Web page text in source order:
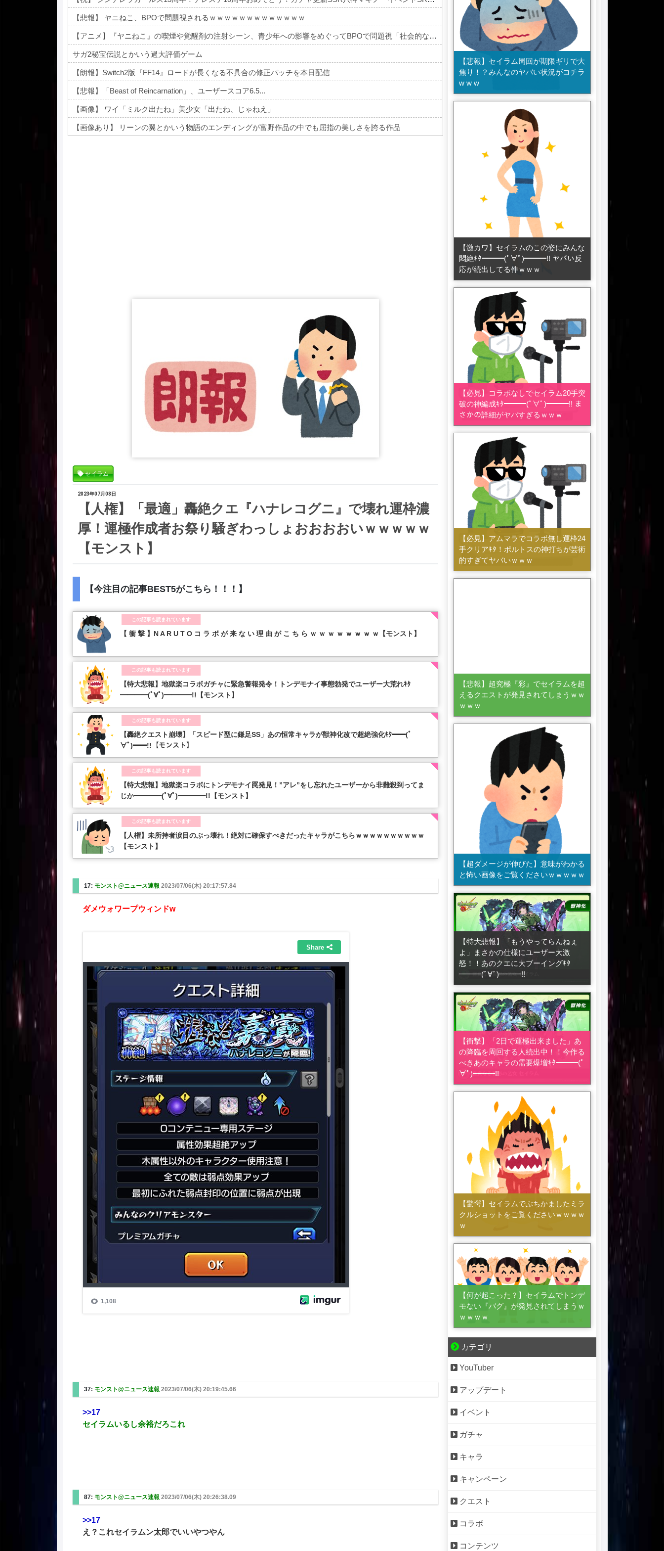
【悲報】 ヤニねこ、BPOで問題視されるｗｗｗｗｗｗｗｗｗｗｗｗｗ
【アニメ】『ヤニねこ』の喫煙や覚醒剤の注射シーン、青少年への影響をめぐってBPOで問題視「社会的な問題になっている時に紛らわしいことをするな」
サガ2秘宝伝説とかいう過大評価ゲーム
【朗報】Switch2版『FF14』ロードが長くなる不具合の修正パッチを本日配信
【悲報】「Beast of Reincarnation」、ユーザースコア6.5...
【画像】 ワイ「ミルク出たね」美少女「出たね、じゃねえ」
【画像あり】 リーンの翼とかいう物語のエンディングが富野作品の中でも屈指の美しさを誇る作品
セイラム
2023年07月08日
【人権】「最適」轟絶クエ『ハナレコグニ』で壊れ運枠濃
厚！運極作成者お祭り騒ぎわっしょおおおおいｗｗｗｗｗ
【モンスト】
【今注目の記事BEST5がこちら！！！】
この記事も読まれています
【 衝 撃 】N A R U T O コ ラ ボ が 来 な い 理 由 が こ ち ら ｗ ｗ ｗ ｗ ｗ ｗ ｗ ｗ【モンスト】
この記事も読まれています
【特大悲報】地獄楽コラボガチャに緊急警報発令！トンデモナイ事態勃発でユーザー大荒れｷﾀ
━━━━(ﾟ∀ﾟ)━━━━!!【モンスト】
この記事も読まれています
【轟絶クエスト崩壊】「スピード型に鎌足SS」あの恒常キャラが獣神化改で超絶強化ｷﾀ━━(ﾟ
∀ﾟ)━━!!【モンスト】
この記事も読まれています
【特大悲報】地獄楽コラボにトンデモナイ罠発見！”アレ”をし忘れたユーザーから非難殺到ってま
じか━━━━(ﾟ∀ﾟ)━━━━!!【モンスト】
この記事も読まれています
【人権】未所持者涙目のぶっ壊れ！絶対に確保すべきだったキャラがこちらｗｗｗｗｗｗｗｗｗｗ
【モンスト】
17: モンスト@ニュース速報 2023/07/06(木) 20:17:57.84
ダメウォワープウィンドw
37: モンスト@ニュース速報 2023/07/06(木) 20:19:45.66
>>17
セイラムいるし余裕だろこれ
87: モンスト@ニュース速報 2023/07/06(木) 20:26:38.09
>>17
え？これセイラムン太郎でいいやつやん
【悲報】セイラム周回が期限ギリで大
焦り！？みんなのヤバい状況がコチラ
w w w
【激カワ】セイラムのこの姿にみんな
悶絶ｷﾀ━━━(ﾟ∀ﾟ)━━━!! ヤバい反
応が続出してる件ｗｗｗ
【必見】コラボなしでセイラム20手突
破の神編成ｷﾀ━━━(ﾟ∀ﾟ)━━━!! ま
さかの詳細がヤバすぎるｗｗｗ
【必見】アムマラでコラボ無し運枠24
手クリアｷﾀ！ポルトスの神打ちが芸術
的すぎてヤバいｗｗｗ
【悲報】超究極『彩』でセイラムを超
えるクエストが発見されてしまうｗｗ
ｗｗｗ
【超ダメージが伸びた】意味がわかる
と怖い画像をご覧くださいｗｗｗｗｗ
【特大悲報】「もうやってらんねぇ
よ」まさかの仕様にユーザー大激
怒！！あのクエに大ブーイングｷﾀ
━━━(ﾟ∀ﾟ)━━━!!
【衝撃】「2日で運極出来ました」あ
の降臨を周回する人続出中！！今作る
べきあのキャラの需要爆増ｷﾀ━━━(ﾟ
∀ﾟ)━━━!!
【驚愕】セイラムでぶちかましたミラ
クルショットをご覧くださいｗｗｗｗ
ｗ
【何が起こった？】セイラムでトンデ
モない『バグ』が発見されてしまうｗ
ｗｗｗｗ
カテゴリ
YouTuber
アップデート
イベント
ガチャ
キャラ
キャンペーン
クエスト
コラボ
コンテンツ